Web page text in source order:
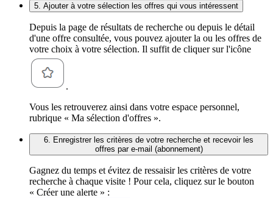
5. Ajouter à votre sélection les offres qui vous intéressent
Depuis la page de résultats de recherche ou depuis le détail
d'une offre consultée, vous pouvez ajouter la ou les offres de
votre choix à votre sélection. Il suffit de cliquer sur l'icône
.
Vous les retrouverez ainsi dans votre espace personnel,
rubrique « Ma sélection d'offres ».
6. Enregistrer les critères de votre recherche et recevoir les
offres par e-mail (abonnement)
Gagnez du temps et évitez de ressaisir les critères de votre
recherche à chaque visite ! Pour cela, cliquez sur le bouton
« Créer une alerte » :